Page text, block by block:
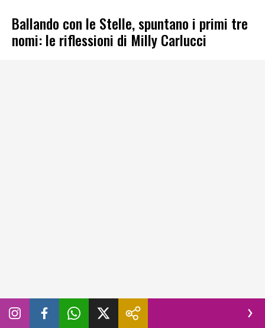
Ballando con le Stelle, spuntano i primi tre
nomi: le riflessioni di Milly Carlucci